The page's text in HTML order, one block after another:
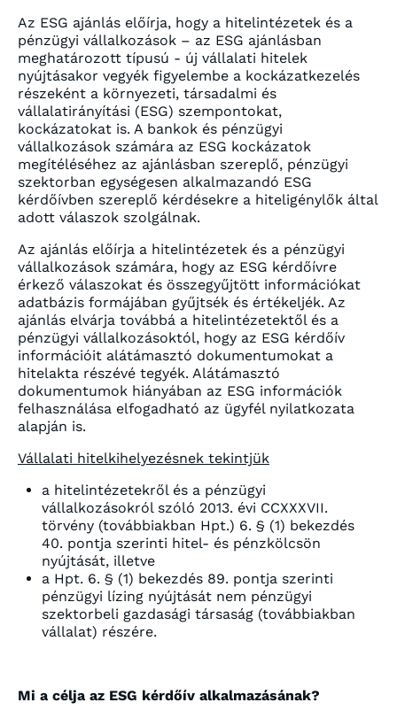
Az ESG ajánlás előírja, hogy a hitelintézetek és a
pénzügyi vállalkozások – az ESG ajánlásban
meghatározott típusú - új vállalati hitelek
nyújtásakor vegyék figyelembe a kockázatkezelés
részeként a környezeti, társadalmi és
vállalatirányítási (ESG) szempontokat,
kockázatokat is. A bankok és pénzügyi
vállalkozások számára az ESG kockázatok
megítéléséhez az ajánlásban szereplő, pénzügyi
szektorban egységesen alkalmazandó ESG
kérdőívben szereplő kérdésekre a hiteligénylők által
adott válaszok szolgálnak.
Az ajánlás előírja a hitelintézetek és a pénzügyi
vállalkozások számára, hogy az ESG kérdőívre
érkező válaszokat és összegyűjtött információkat
adatbázis formájában gyűjtsék és értékeljék. Az
ajánlás elvárja továbbá a hitelintézetektől és a
pénzügyi vállalkozásoktól, hogy az ESG kérdőív
információit alátámasztó dokumentumokat a
hitelakta részévé tegyék. Alátámasztó
dokumentumok hiányában az ESG információk
felhasználása elfogadható az ügyfél nyilatkozata
alapján is.
Vállalati hitelkihelyezésnek tekintjük
a hitelintézetekről és a pénzügyi
vállalkozásokról szóló 2013. évi CCXXXVII.
törvény (továbbiakban Hpt.) 6. § (1) bekezdés
40. pontja szerinti hitel- és pénzkölcsön
nyújtását, illetve
a Hpt. 6. § (1) bekezdés 89. pontja szerinti
pénzügyi lízing nyújtását nem pénzügyi
szektorbeli gazdasági társaság (továbbiakban
vállalat) részére.
Mi a célja az ESG kérdőív alkalmazásának?